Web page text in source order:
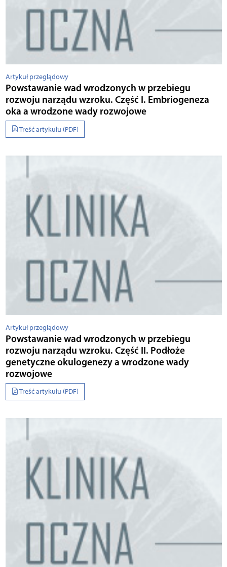
Artykuł przeglądowy
Powstawanie wad wrodzonych w przebiegu
rozwoju narządu wzroku. Część I. Embriogeneza
oka a wrodzone wady rozwojowe
Treść artykułu (PDF)
Artykuł przeglądowy
Powstawanie wad wrodzonych w przebiegu
rozwoju narządu wzroku. Część II. Podłoże
genetyczne okulogenezy a wrodzone wady
rozwojowe
Treść artykułu (PDF)